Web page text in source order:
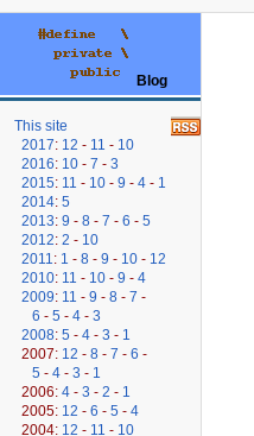
Blog
This site
2017: 12 - 11 - 10
2016: 10 -7 -3
2015: 11 - 10 -9 -4 - 1
2014:5
2013:9 -8 -7 -6 -5
2012:2 - 10
2011 : 1 -8 -9 - 10 - 12
2010: 11 - 10 -9 -4
2009: 11 -9 -8 -7 -
6 -5 -4 -3
2008:5 -4 -3 - 1
2007: 12 -8 -7 -6 -
5 -4 -3 - 1
2006:4 -3 -2 - 1
2005: 12 -6 -5 -4
2004: 12 - 11 - 10